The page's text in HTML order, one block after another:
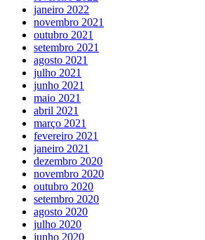
janeiro 2022
novembro 2021
outubro 2021
setembro 2021
agosto 2021
julho 2021
junho 2021
maio 2021
abril 2021
março 2021
fevereiro 2021
janeiro 2021
dezembro 2020
novembro 2020
outubro 2020
setembro 2020
agosto 2020
julho 2020
junho 2020